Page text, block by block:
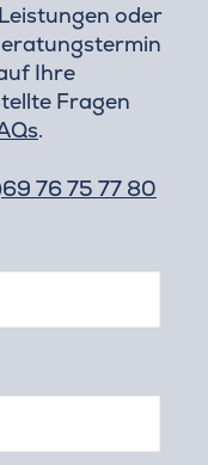
oder
Ihre
Fragen
.
76 75 77 80